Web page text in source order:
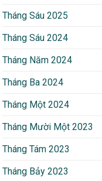
Tháng Sáu 2025
Tháng Sáu 2024
Tháng Năm 2024
Tháng Ba 2024
Tháng Một 2024
Tháng Mười Một 2023
Tháng Tám 2023
Tháng Bảy 2023